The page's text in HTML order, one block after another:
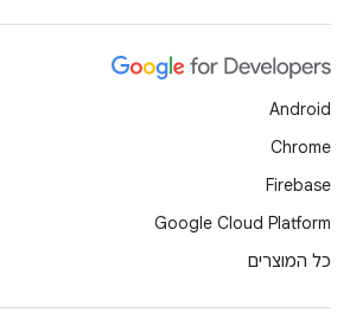
Android
Chrome
Firebase
Google Cloud Platform
כל המוצרים